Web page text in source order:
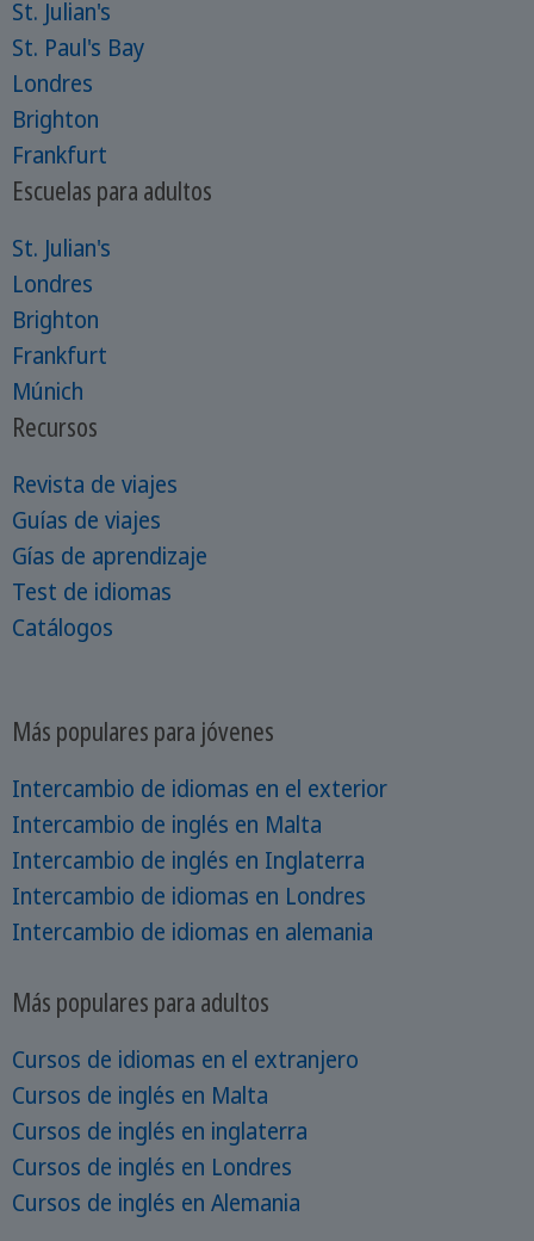
St. Julian's
St. Paul's Bay
Londres
Brighton
Frankfurt
Escuelas para adultos
St. Julian's
Londres
Brighton
Frankfurt
Múnich
Recursos
Revista de viajes
Guías de viajes
Gías de aprendizaje
Test de idiomas
Catálogos
Más populares para jóvenes
Intercambio de idiomas en el exterior
Intercambio de inglés en Malta
Intercambio de inglés en Inglaterra
Intercambio de idiomas en Londres
Intercambio de idiomas en alemania
Más populares para adultos
Cursos de idiomas en el extranjero
Cursos de inglés en Malta
Cursos de inglés en inglaterra
Cursos de inglés en Londres
Cursos de inglés en Alemania